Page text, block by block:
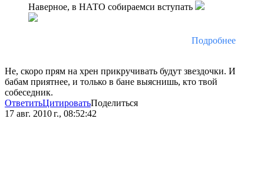
Наверное, в НАТО собираемси вступать
Подробнее
Не, скоро прям на хрен прикручивать будут звездочки. И
бабам приятнее, и только в бане выяснишь, кто твой
собеседник.
ОтветитьЦитироватьПоделиться
17 авг. 2010 г., 08:52:42